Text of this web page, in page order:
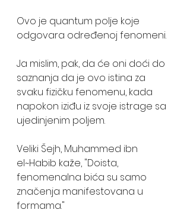
Ovo je quantum polje koje
odgovara određenoj fenomeni.
Ja mislim, pak, da će oni doći do
saznanja da je ovo istina za
svaku fizičku fenomenu, kada
napokon iziđu iz svoje istrage sa
ujedinjenim poljem.
Veliki Šejh, Muhammed ibn
el~Habib kaže, "Doista,
fenomenalna bića su samo
značenja manifestovana u
formama."